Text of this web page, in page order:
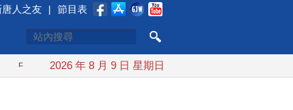
唐人之友 | 節目表
勢動盪 土耳其沙特巴基斯坦誓共同防禦
2026 年 8 月 9 日 星期日